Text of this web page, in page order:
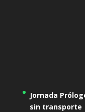
Jornada
sin transporte